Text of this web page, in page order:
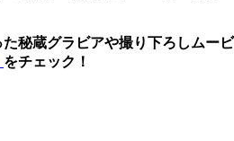
秘蔵グラビアや撮り下ろしムービ
をチェック！